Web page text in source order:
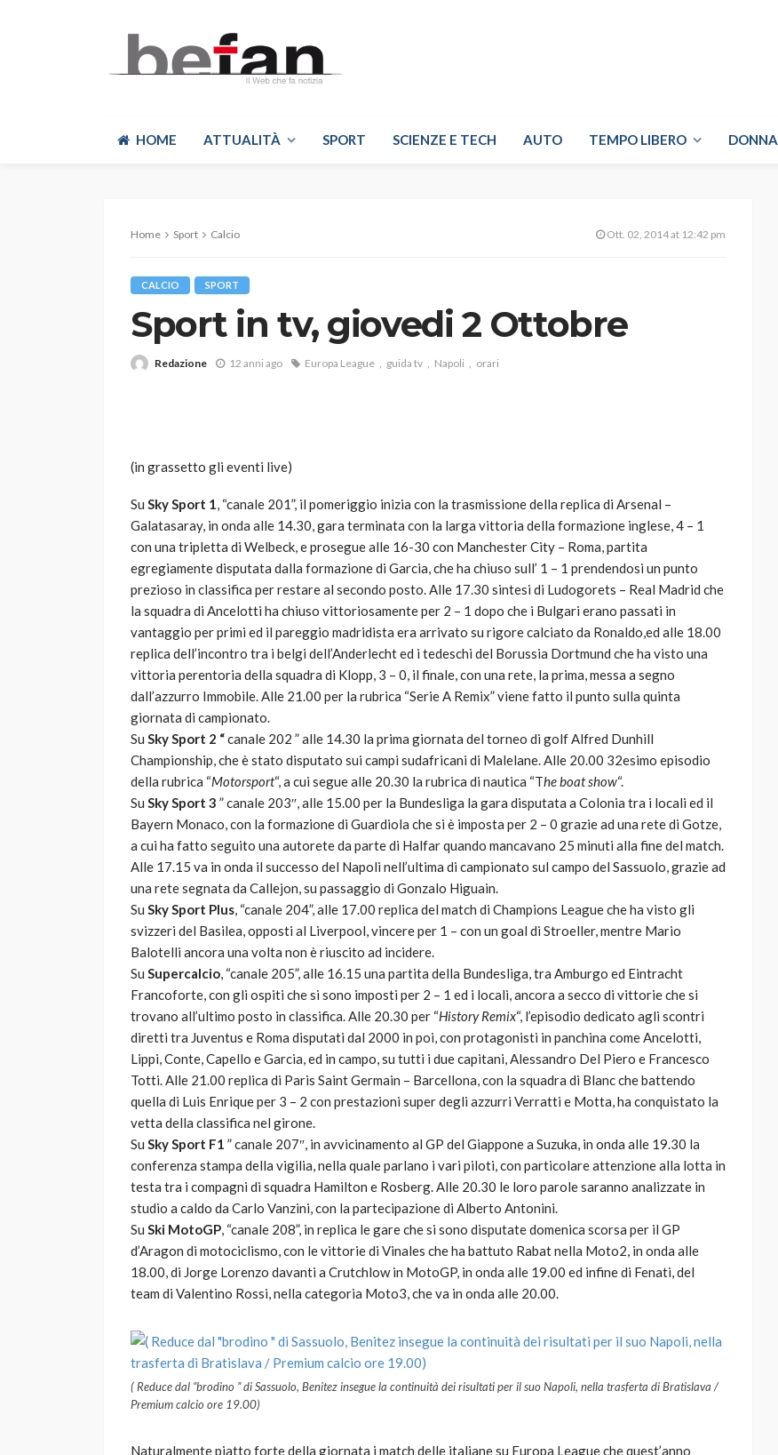
HOME ATTUALITÀ SPORT SCIENZE E TECH AUTO TEMPO LIBERO DONNA
Home Sport Calcio Ott. 02, 2014 at 12:42 pm
CALCIO SPORT
Sport in tv, giovedi 2 Ottobre
Redazione 12 anni ago Europa League guida tv Napoli orari
(in grassetto gli eventi live)
Su Sky Sport 1, “canale 201”, il pomeriggio inizia con la trasmissione della replica di Arsenal –
Galatasaray, in onda alle 14.30, gara terminata con la larga vittoria della formazione inglese, 4 – 1
con una tripletta di Welbeck, e prosegue alle 16-30 con Manchester City – Roma, partita
egregiamente disputata dalla formazione di Garcia, che ha chiuso sull’ 1 – 1 prendendosi un punto
prezioso in classifica per restare al secondo posto. Alle 17.30 sintesi di Ludogorets – Real Madrid che
la squadra di Ancelotti ha chiuso vittoriosamente per 2 – 1 dopo che i Bulgari erano passati in
vantaggio per primi ed il pareggio madridista era arrivato su rigore calciato da Ronaldo,ed alle 18.00
replica dell’incontro tra i belgi dell’Anderlecht ed i tedeschi del Borussia Dortmund che ha visto una
vittoria perentoria della squadra di Klopp, 3 – 0, il finale, con una rete, la prima, messa a segno
dall’azzurro Immobile. Alle 21.00 per la rubrica “Serie A Remix” viene fatto il punto sulla quinta
giornata di campionato.
Su Sky Sport 2 “canale 202 ” alle 14.30 la prima giornata del torneo di golf Alfred Dunhill
Championship, che è stato disputato sui campi sudafricani di Malelane. Alle 20.00 32esimo episodio
della rubrica “Motorsport“, a cui segue alle 20.30 la rubrica di nautica “The boat show“.
Su Sky Sport 3 ” canale 203″, alle 15.00 per la Bundesliga la gara disputata a Colonia tra i locali ed il
Bayern Monaco, con la formazione di Guardiola che si è imposta per 2 – 0 grazie ad una rete di Gotze,
a cui ha fatto seguito una autorete da parte di Halfar quando mancavano 25 minuti alla fine del match.
Alle 17.15 va in onda il successo del Napoli nell’ultima di campionato sul campo del Sassuolo, grazie ad
una rete segnata da Callejon, su passaggio di Gonzalo Higuain.
Su Sky Sport Plus, “canale 204”, alle 17.00 replica del match di Champions League che ha visto gli
svizzeri del Basilea, opposti al Liverpool, vincere per 1 – con un goal di Stroeller, mentre Mario
Balotelli ancora una volta non è riuscito ad incidere.
Su Supercalcio, “canale 205”, alle 16.15 una partita della Bundesliga, tra Amburgo ed Eintracht
Francoforte, con gli ospiti che si sono imposti per 2 – 1 ed i locali, ancora a secco di vittorie che si
trovano all’ultimo posto in classifica. Alle 20.30 per “History Remix“, l’episodio dedicato agli scontri
diretti tra Juventus e Roma disputati dal 2000 in poi, con protagonisti in panchina come Ancelotti,
Lippi, Conte, Capello e Garcia, ed in campo, su tutti i due capitani, Alessandro Del Piero e Francesco
Totti. Alle 21.00 replica di Paris Saint Germain – Barcellona, con la squadra di Blanc che battendo
quella di Luis Enrique per 3 – 2 con prestazioni super degli azzurri Verratti e Motta, ha conquistato la
vetta della classifica nel girone.
Su Sky Sport F1 ” canale 207″, in avvicinamento al GP del Giappone a Suzuka, in onda alle 19.30 la
conferenza stampa della vigilia, nella quale parlano i vari piloti, con particolare attenzione alla lotta in
testa tra i compagni di squadra Hamilton e Rosberg. Alle 20.30 le loro parole saranno analizzate in
studio a caldo da Carlo Vanzini, con la partecipazione di Alberto Antonini.
Su Ski MotoGP, “canale 208”, in replica le gare che si sono disputate domenica scorsa per il GP
d’Aragon di motociclismo, con le vittorie di Vinales che ha battuto Rabat nella Moto2, in onda alle
18.00, di Jorge Lorenzo davanti a Crutchlow in MotoGP, in onda alle 19.00 ed infine di Fenati, del
team di Valentino Rossi, nella categoria Moto3, che va in onda alle 20.00.
( Reduce dal “brodino ” di Sassuolo, Benitez insegue la continuità dei risultati per il suo Napoli, nella trasferta di Bratislava /
Premium calcio ore 19.00)
Naturalmente piatto forte della giornata i match delle italiane su Europa League che quest’anno
VARIE
Robot tagliaerba: quale
scegliere per il tuo prato
god 1 anno ago 791
AUTO SPORT
MG alle Final 8 di Coppa
Davis: tennis mondiale e
passione per
l’automobilismo
abbracciano la stessa causa
god 9 mesi ago